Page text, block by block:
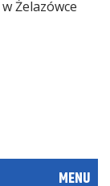
Żelazówce
MENU